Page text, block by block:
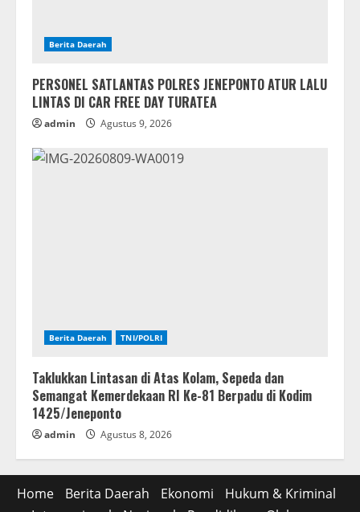
Berita Daerah
PERSONEL SATLANTAS POLRES JENEPONTO ATUR LALU
LINTAS DI CAR FREE DAY TURATEA
admin Agustus 9, 2026
Berita Daerah TNI/POLRI
Taklukkan Lintasan di Atas Kolam, Sepeda dan
Semangat Kemerdekaan RI Ke-81 Berpadu di Kodim
1425/Jeneponto
admin Agustus 8, 2026
Home Berita Daerah Ekonomi
Hukum & Kriminal